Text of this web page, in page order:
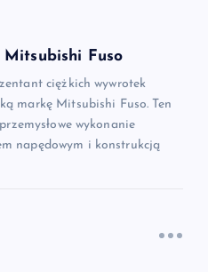
Mitsubishi Fuso
ciężkich wywrotek
markę Mitsubishi Fuso. Ten
wykonanie
napędowym i konstrukcją